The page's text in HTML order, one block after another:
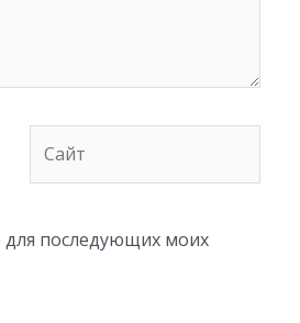
для последующих моих